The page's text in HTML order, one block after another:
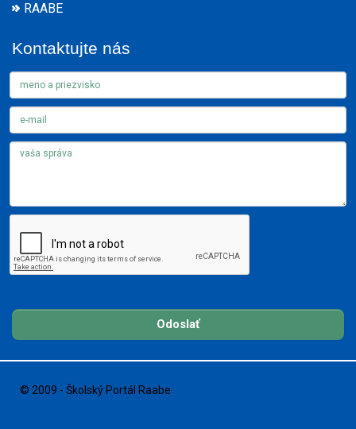
RAABE
Kontaktujte nás
Odoslať
© 2009 - Školský Portál Raabe